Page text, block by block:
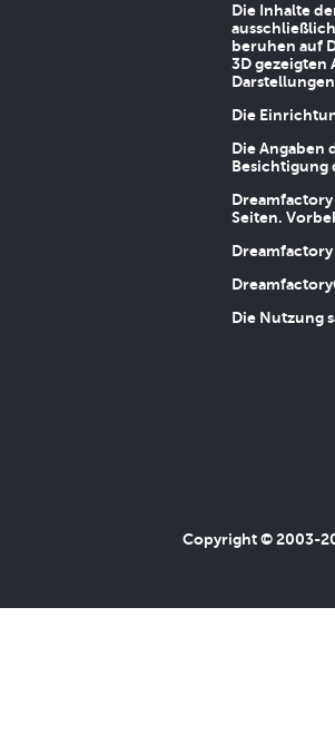
Die Inhalte
beruhen auf
3D gezeigten
Die
Die
Besichtigung
Seiten.
Die Nutzung
Copyright © 2003-